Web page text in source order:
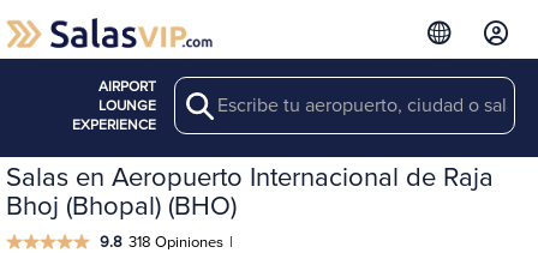
AIRPORT
LOUNGE
EXPERIENCE
Search
Salas en Aeropuerto Internacional de Raja
Bhoj (Bhopal) (BHO)
9.8 318 Opiniones |